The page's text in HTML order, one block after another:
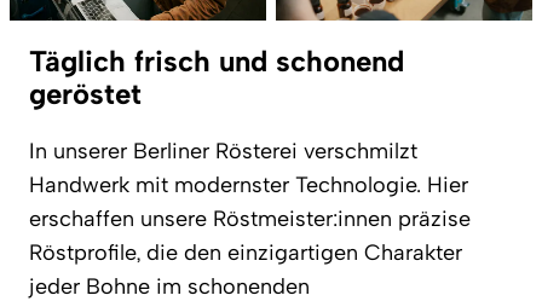
Täglich frisch und schonend
geröstet
In unserer Berliner Rösterei verschmilzt
Handwerk mit modernster Technologie. Hier
erschaffen unsere Röstmeister:innen präzise
Röstprofile, die den einzigartigen Charakter
jeder Bohne im schonenden